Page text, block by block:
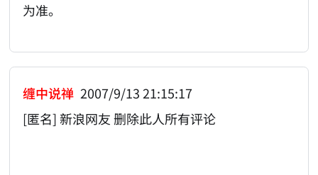
为准。
缠中说禅 2007/9/13 21:15:17
[匿名] 新浪网友 删除此人所有评论